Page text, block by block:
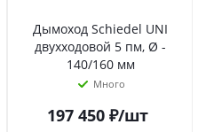
Дымоход Schiedel UNI
двухходовой 5 пм, Ø -
140/160 мм
Много
197 450₽/шт